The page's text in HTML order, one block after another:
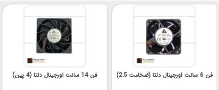
انتخاب شود.
برای انتخاب فن مناسب برای دستگاه ماینینگ خود، به نیازها و مشخصات
دستگاه و همچنین محیط کاری خود توجه کنید.
فن‌های ماینر (Mining Fan) یا فن‌های خنک‌کننده مخصوص دستگاه‌های
ماینینگ (Mining Rig) جزء اجزای مهم در فرآیند استخراج ارزهای دیجیتال مثل
بیتکوین هستند. این فن‌ها باعث خنک‌کنندگی دستگاه‌های ماینینگ می‌شوند تا از
گرما و دمای بالا که در اثر پردازش مداوم داده‌ها به وجود می‌آید، جلوگیری کنند.
فن 6 سانت اورجینال دلتا (ضخامت 2.5) فن 14 سانت اورجینال دلتا (4 پین)